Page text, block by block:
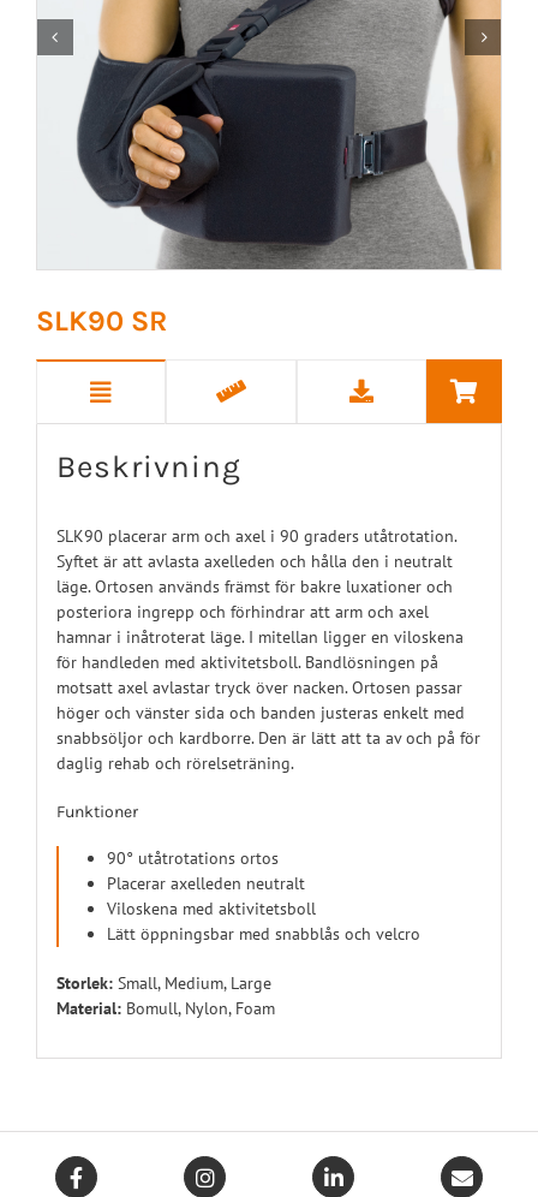
 
SLK90 SR
Beskrivning
SLK90 placerar arm och axel i 90 graders utåtrotation.
Syftet är att avlasta axelleden och hålla den i neutralt
läge. Ortosen används främst för bakre luxationer och
posteriora ingrepp och förhindrar att arm och axel
hamnar i inåtroterat läge. I mitellan ligger en viloskena
för handleden med aktivitetsboll. Bandlösningen på
motsatt axel avlastar tryck över nacken. Ortosen passar
höger och vänster sida och banden justeras enkelt med
snabbsöljor och kardborre. Den är lätt att ta av och på för
daglig rehab och rörelseträning.
Funktioner
90° utåtrotations ortos
Placerar axelleden neutralt
Viloskena med aktivitetsboll
Lätt öppningsbar med snabblås och velcro
Storlek:Small, Medium, Large
Material:Bomull, Nylon, Foam